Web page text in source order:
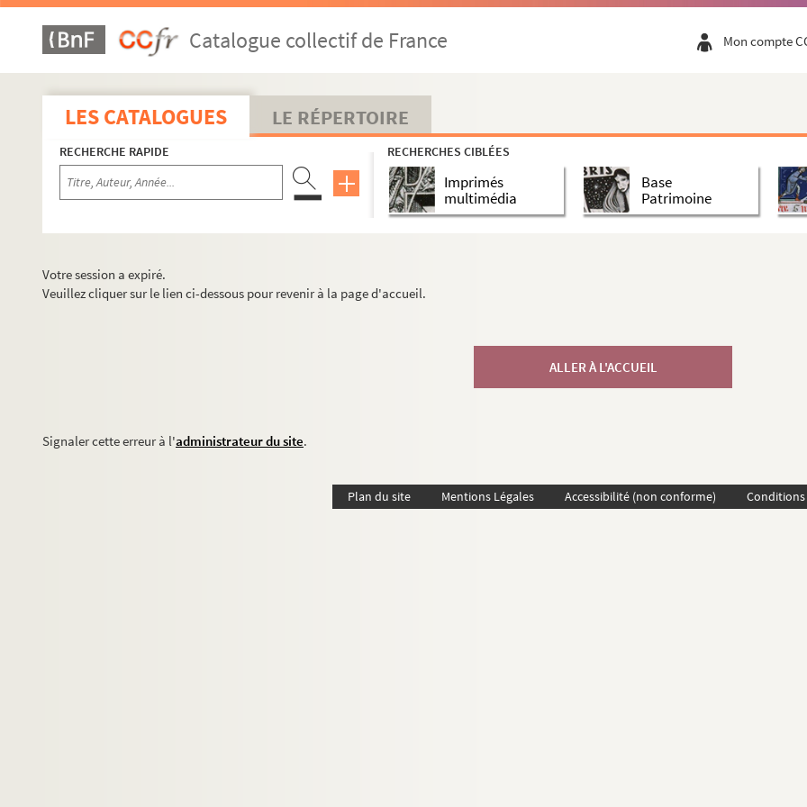
Catalogue collectif de France Mon compte
LES CATALOGUES LE RÉPERTOIRE
RECHERCHE RAPIDE RECHERCHES CIBLÉES
Imprimés
multimédia
Base
Patrimoine
Votre session a expiré.
Veuillez cliquer sur le lien ci-dessous pour revenir à la page d'accueil.
ALLER À L'ACCUEIL
Signaler cette erreur à l'administrateur du site.
Plan du site Mentions Légales Accessibilité (non conforme)